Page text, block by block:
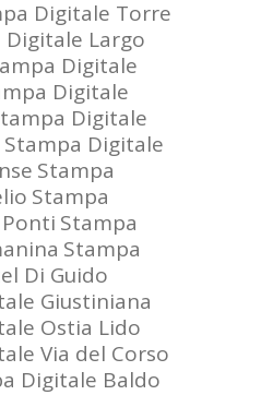
Digitale Torre
Digitale Largo
Digitale
Digitale
Digitale
Stampa Digitale
Stampa
Stampa
Stampa
Stampa
Di Guido
Giustiniana
Ostia Lido
Via del Corso
Digitale Baldo